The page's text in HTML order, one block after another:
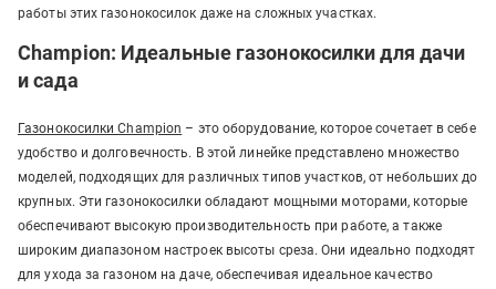
работы этих газонокосилок даже на сложных участках.
Champion: Идеальные газонокосилки для дачи
и сада
Газонокосилки Champion – это оборудование, которое сочетает в себе
удобство и долговечность. В этой линейке представлено множество
моделей, подходящих для различных типов участков, от небольших до
крупных. Эти газонокосилки обладают мощными моторами, которые
обеспечивают высокую производительность при работе, а также
широким диапазоном настроек высоты среза. Они идеально подходят
для ухода за газоном на даче, обеспечивая идеальное качество